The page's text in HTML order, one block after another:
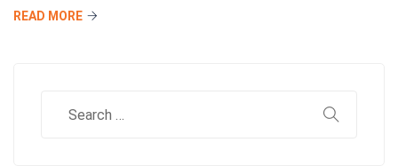
READ MORE